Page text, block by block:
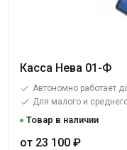
Касса Нева 01-Ф
Автономно работает
Для малого и
Товар в наличии
от 23 100 ₽